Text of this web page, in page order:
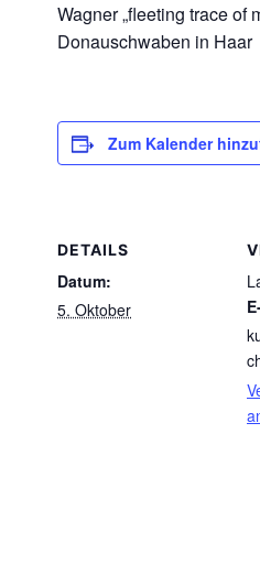
Wagner „fleeting trace of
Donauschwaben in Haar
Zum Kalender
DETAILS
Datum:
5. Oktober